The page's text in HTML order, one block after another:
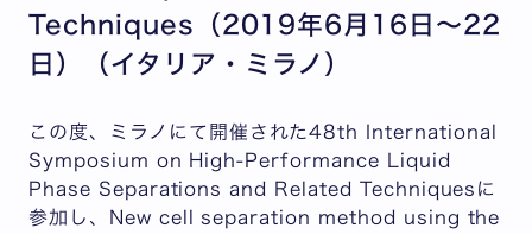
Techniques（2019年6月16日～22
日）（イタリア・ミラノ）
この度、ミラノにて開催された48th International
Symposium on High-Performance Liquid
Phase Separations and Related Techniquesに
参加し、New cell separation method using the